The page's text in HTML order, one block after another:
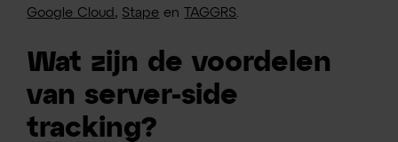
Google Cloud , Stape enTAGGRS
Wat zijn de voordelen
van server-side
tracking?